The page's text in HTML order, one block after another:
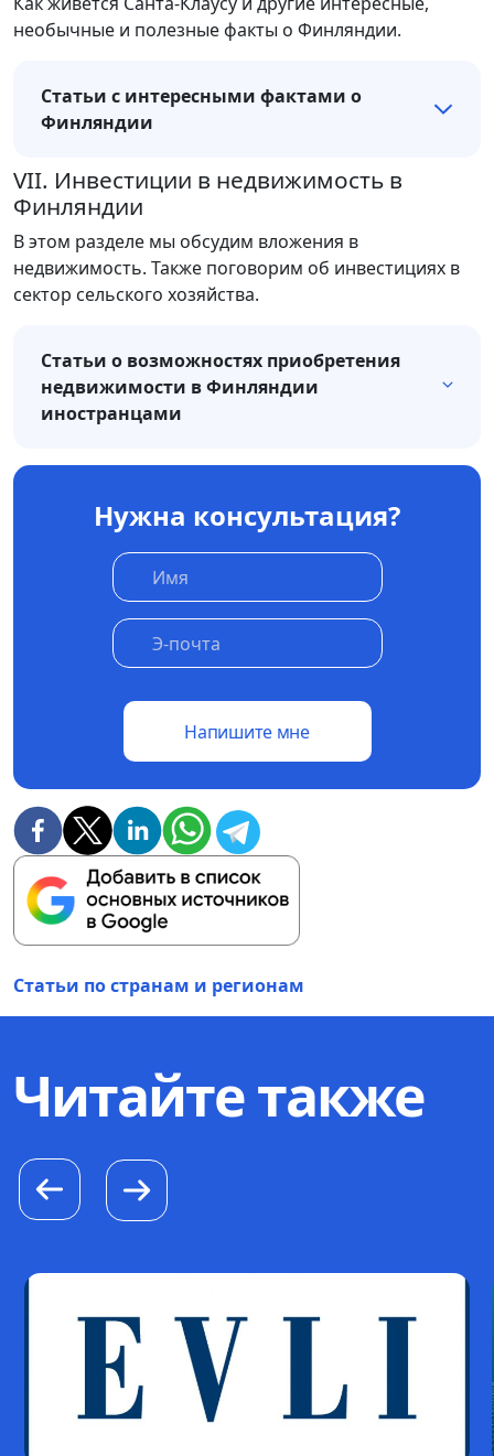
необычные и полезные факты о Финляндии.
Статьи с интересными фактами о
Финляндии
VII. Инвестиции в недвижимость в
Финляндии
В этом разделе мы обсудим вложения в
недвижимость. Также поговорим об инвестициях в
сектор сельского хозяйства.
Статьи о возможностях приобретения
недвижимости в Финляндии
иностранцами
Нужна консультация?
Напишите мне
Статьи по странам и регионам
Читайте также